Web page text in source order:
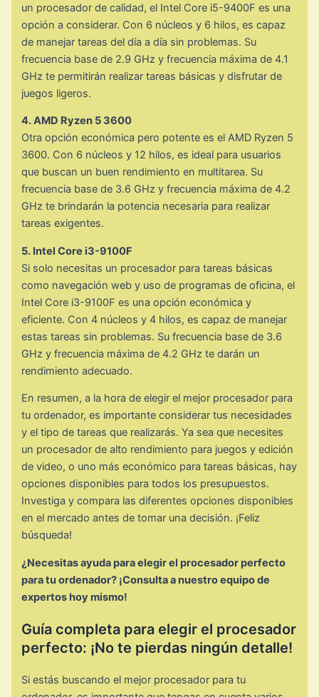
un procesador de calidad, el Intel Core i5-9400F es una
opción a considerar. Con 6 núcleos y 6 hilos, es capaz
de manejar tareas del día a día sin problemas. Su
frecuencia base de 2.9 GHz y frecuencia máxima de 4.1
GHz te permitirán realizar tareas básicas y disfrutar de
juegos ligeros.
4. AMD Ryzen 5 3600
Otra opción económica pero potente es el AMD Ryzen 5
3600. Con 6 núcleos y 12 hilos, es ideal para usuarios
que buscan un buen rendimiento en multitarea. Su
frecuencia base de 3.6 GHz y frecuencia máxima de 4.2
GHz te brindarán la potencia necesaria para realizar
tareas exigentes.
5. Intel Core i3-9100F
Si solo necesitas un procesador para tareas básicas
como navegación web y uso de programas de oficina, el
Intel Core i3-9100F es una opción económica y
eficiente. Con 4 núcleos y 4 hilos, es capaz de manejar
estas tareas sin problemas. Su frecuencia base de 3.6
GHz y frecuencia máxima de 4.2 GHz te darán un
rendimiento adecuado.
En resumen, a la hora de elegir el mejor procesador para
tu ordenador, es importante considerar tus necesidades
y el tipo de tareas que realizarás. Ya sea que necesites
un procesador de alto rendimiento para juegos y edición
de video, o uno más económico para tareas básicas, hay
opciones disponibles para todos los presupuestos.
Investiga y compara las diferentes opciones disponibles
en el mercado antes de tomar una decisión. ¡Feliz
búsqueda!
¿Necesitas ayuda para elegir el procesador perfecto
para tu ordenador? ¡Consulta a nuestro equipo de
expertos hoy mismo!
Guía completa para elegir el procesador
perfecto: ¡No te pierdas ningún detalle!
Si estás buscando el mejor procesador para tu